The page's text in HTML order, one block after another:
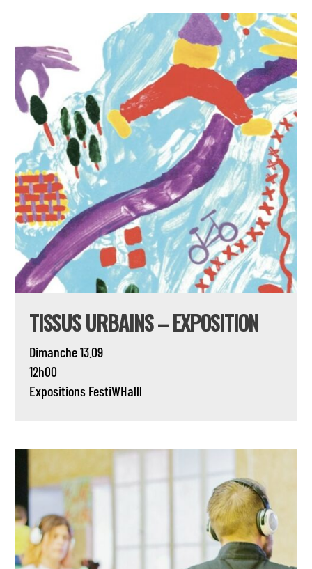
TISSUS URBAINS – EXPOSITION
Dimanche 13.09
12h00
Expositions FestiWHalll